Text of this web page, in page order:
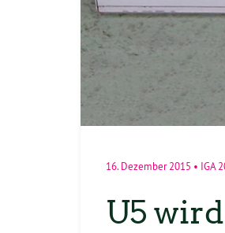
16. Dezember 2015 • IGA
U5